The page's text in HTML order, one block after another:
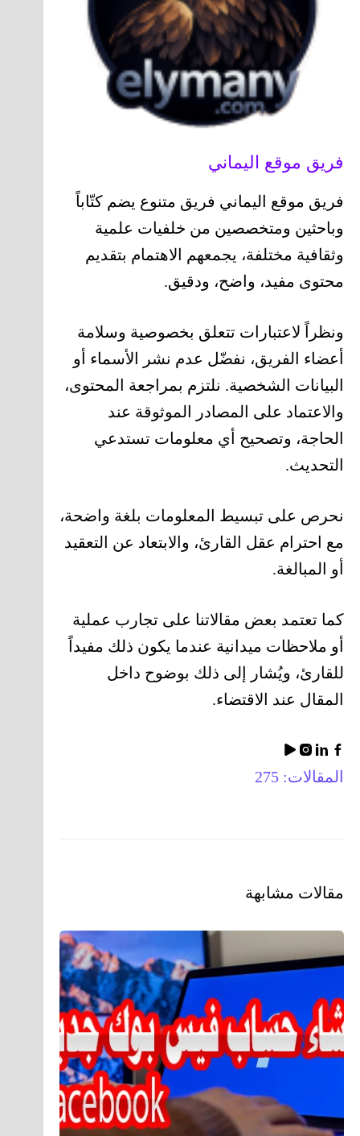
فريق موقع اليماني
فريق موقع اليماني فريق متنوع يضم كتّاباً
وباحثين ومتخصصين من خلفيات علمية
وثقافية مختلفة، يجمعهم الاهتمام بتقديم
محتوى مفيد، واضح، ودقيق.
ونظراً لاعتبارات تتعلق بخصوصية وسلامة
أعضاء الفريق، نفضّل عدم نشر الأسماء أو
البيانات الشخصية. نلتزم بمراجعة المحتوى،
والاعتماد على المصادر الموثوقة عند
الحاجة، وتصحيح أي معلومات تستدعي
التحديث.
نحرص على تبسيط المعلومات بلغة واضحة،
مع احترام عقل القارئ، والابتعاد عن التعقيد
أو المبالغة.
كما تعتمد بعض مقالاتنا على تجارب عملية
أو ملاحظات ميدانية عندما يكون ذلك مفيداً
للقارئ، ويُشار إلى ذلك بوضوح داخل
المقال عند الاقتضاء.
المقالات: 275
مقالات مشابهة